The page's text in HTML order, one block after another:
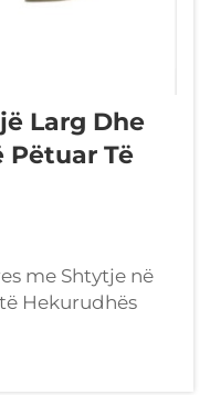
Larg Dhe
Pëtuar Të
me Shtytje në
Hekurudhës
të Shufres me
kanë një rol
e